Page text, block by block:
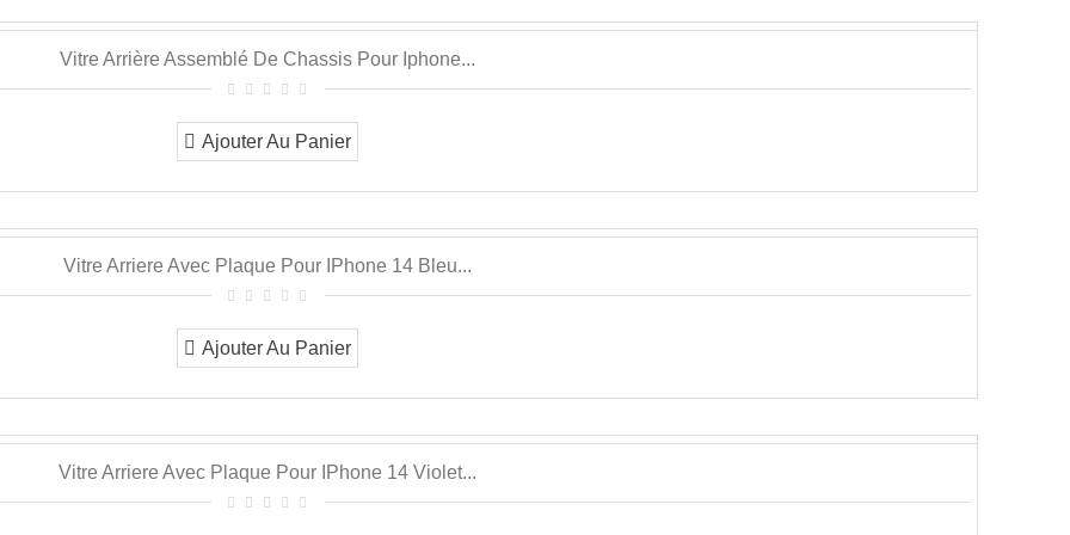
Vitre Arrière Assemblé De Chassis Pour Iphone...
Ajouter Au Panier
Vitre Arriere Avec Plaque Pour IPhone 14 Bleu...
Ajouter Au Panier
Vitre Arriere Avec Plaque Pour IPhone 14 Violet...